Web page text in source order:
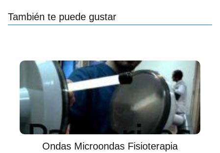
También te puede gustar
Ondas Microondas Fisioterapia